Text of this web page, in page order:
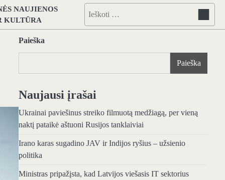
NAUJIENOS
KULTŪRA
Ieškoti:
Paieška
Paieška
Naujausi įrašai
Ukrainai paviešinus streiko filmuotą medžiagą, per vieną
naktį pataikė aštuoni Rusijos tanklaiviai
Irano karas sugadino JAV ir Indijos ryšius – užsienio
politika
Ministras pripažįsta, kad Latvijos viešasis IT sektorius